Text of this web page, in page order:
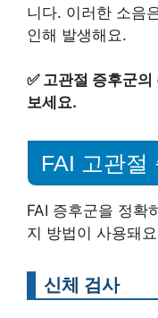
니다. 이러한 소음
인해 발생해요.
✅ 고관절 증후군의
보세요.
FAI 고관절
FAI 증후군을 정확
지 방법이 사용돼
신체 검사